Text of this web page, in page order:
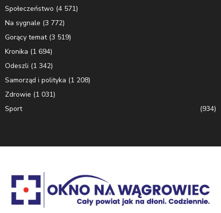
Społeczeństwo (4 571)
Na sygnale (3 772)
Gorący temat(3 519)
Kronika (1 694)
Odeszli (1 342)
Samorząd i polityka (1 208)
Zdrowie (1 031)
Sport
(934)